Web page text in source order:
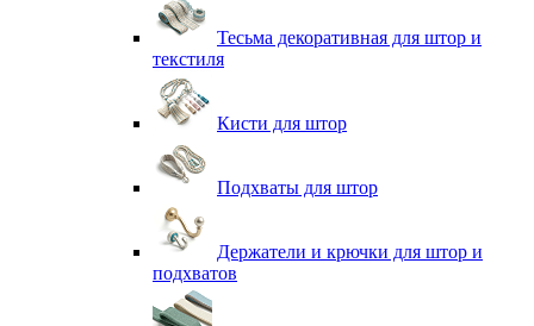
Тесьма декоративная для штор и
текстиля
Кисти для штор
Подхваты для штор
Держатели и крючки для штор и
подхватов